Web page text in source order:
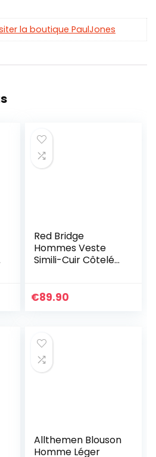
la boutique PaulJones
Red Bridge
Hommes Veste
Simili-Cuir Côtelé
Moto Coton
€89.90
Allthemen Blouson
Homme Léger